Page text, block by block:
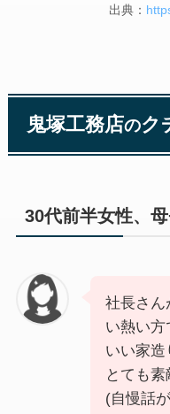
出典：
鬼塚工務店のク
30代前半女性、
社長さん
い熱い方
いい家
とても素
(自慢話